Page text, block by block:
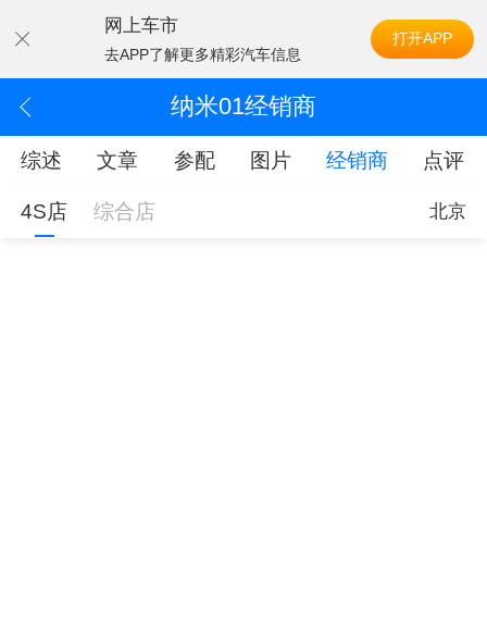
网上车市
去APP了解更多精彩汽车信息
打开APP
纳米01经销商
综述 文章 参配 图片 经销商 点评
4S店 综合店 北京